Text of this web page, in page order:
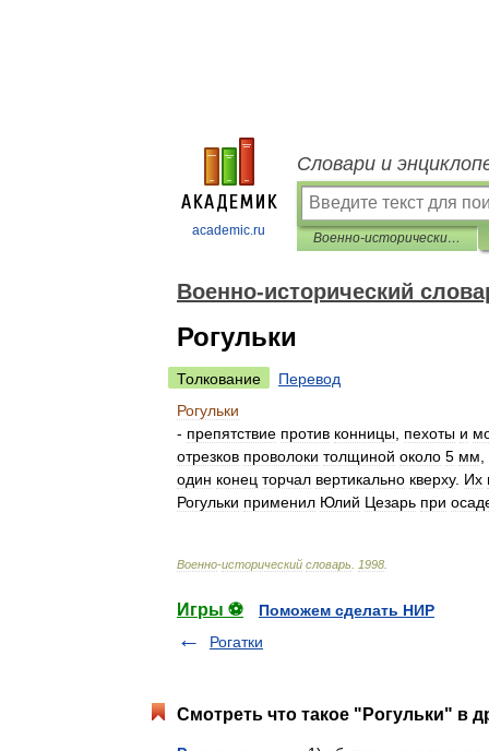
academic.ru
Словари и
Военно-исторический словарь
Военно-исторический
Рогульки
Толкование
Перевод
Рогульки
- препятствие против конницы пехоты и
отрезков проволоки толщиной около 5 мм
один конец торчал вертикально кверху. Их
Рогульки применил Юлий Цезарь при
Военно-исторический словарь 1998
Игры ⚽
Поможем сделать НИР
Рогатки
Смотреть что такое "Рогульки" в